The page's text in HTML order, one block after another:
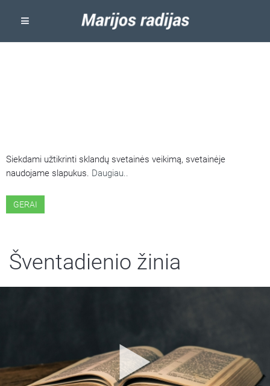
Siekdami užtikrinti sklandų svetainės veikimą, svetainėje
naudojame slapukus. Daugiau..
GERAI
Šventadienio žinia